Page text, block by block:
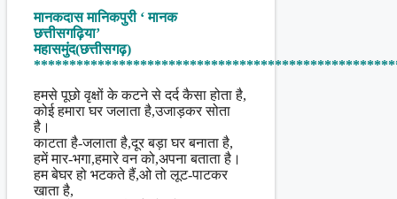
Share
मानकदास मानिकपुरी ‘ मानक
छत्तीसगढ़िया’
महासमुंद(छत्तीसगढ़)
हमसे पूछो वृक्षों के कटने से दर्द कैसा होता है,
कोई हमारा घर जलाता है,उजाड़कर सोता
है।
काटता है-जलाता है,दूर बड़ा घर बनाता है,
हमें मार-भगा,हमारे वन को,अपना बताता है।
हम बेघर हो भटकते हैं,ओ तो लूट-पाटकर
खाता है,